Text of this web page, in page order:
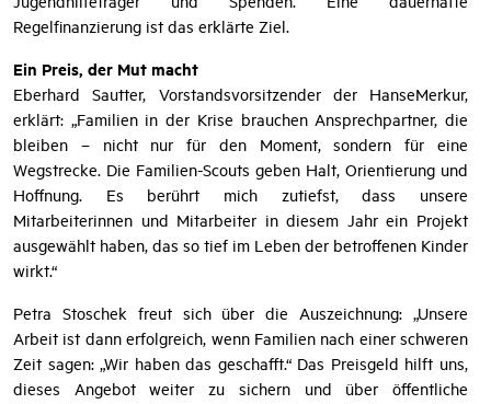
Regelfinanzierung ist das erklärte Ziel.
Ein Preis, der Mut macht
Eberhard Sautter, Vorstandsvorsitzender der HanseMerkur,
erklärt: „Familien in der Krise brauchen Ansprechpartner, die
bleiben – nicht nur für den Moment, sondern für eine
Wegstrecke. Die Familien-Scouts geben Halt, Orientierung und
Hoffnung. Es berührt mich zutiefst, dass unsere
Mitarbeiterinnen und Mitarbeiter in diesem Jahr ein Projekt
ausgewählt haben, das so tief im Leben der betroffenen Kinder
wirkt.“
Petra Stoschek freut sich über die Auszeichnung: „Unsere
Arbeit ist dann erfolgreich, wenn Familien nach einer schweren
Zeit sagen: „Wir haben das geschafft.“ Das Preisgeld hilft uns,
dieses Angebot weiter zu sichern und über öffentliche